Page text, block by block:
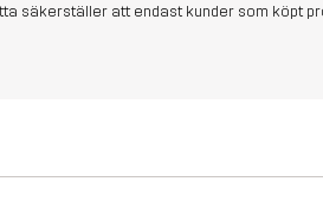
säkerställer att endast kunder som köpt